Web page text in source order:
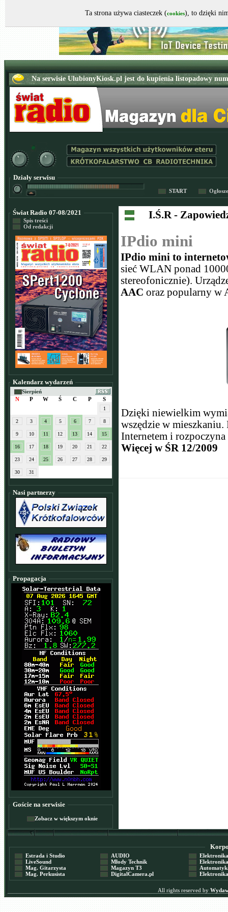
Działy serwisu
START
Świat Radio 07-08/2021
Spis treści
Od redakcji
Kalendarz wydarzeń
Sierpień
N
P W Ś C P S
1
2 3 4 5 6 7 8
9 10 11 12 13 14 15
16 17 18 19 20 21 22
23 24 25 26 27 28 29
30 31
Nasi partnerzy
Propagacja
Goście na serwisie
Zobacz w większym oknie
I.Ś.R -
IPdio mini
IPdio mini to
sieć WLAN ponad
stereofonicznie).
AAC oraz popularny w
Dzięki niewielkim
wszędzie w mieszkaniu.
Internetem i
Więcej w ŚR 12/2009
Estrada i Studio
LiveSound
Mag. Gitarzysta
Mag. Perkusista
AUDIO
Młody Technik
Magazyn T3
DigitalCamera.pl
Elektronika
Elektronika
Automatyka
Elektronika
All rights reserved by
Ta strona używa ciasteczek (cookies), to dzięki